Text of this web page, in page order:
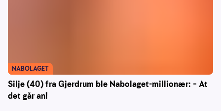
Silje (40) fra Gjerdrum ble Nabolaget-millionær: – At
det går an!
NABOLAGET